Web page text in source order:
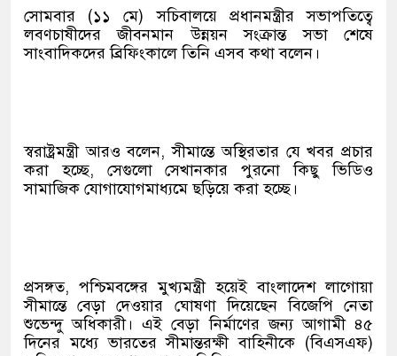
সোমবার (১১ মে) সচিবালয়ে প্রধানমন্ত্রীর সভাপতিত্বে
লবণচাষীদের জীবনমান উন্নয়ন সংক্রান্ত সভা শেষে
সাংবাদিকদের ব্রিফিংকালে তিনি এসব কথা বলেন।
স্বরাষ্ট্রমন্ত্রী আরও বলেন, সীমান্তে অস্থিরতার যে খবর প্রচার
করা হচ্ছে, সেগুলো সেখানকার পুরনো কিছু ভিডিও
সামাজিক যোগাযোগমাধ্যমে ছড়িয়ে করা হচ্ছে।
প্রসঙ্গত, পশ্চিমবঙ্গের মুখ্যমন্ত্রী হয়েই বাংলাদেশ লাগোয়া
সীমান্তে বেড়া দেওয়ার ঘোষণা দিয়েছেন বিজেপি নেতা
শুভেন্দু অধিকারী। এই বেড়া নির্মাণের জন্য আগামী ৪৫
দিনের মধ্যে ভারতের সীমান্তরক্ষী বাহিনীকে (বিএসএফ)